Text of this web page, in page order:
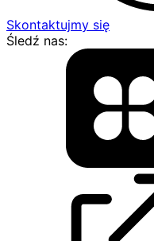
Skontaktujmy się
Śledź nas: